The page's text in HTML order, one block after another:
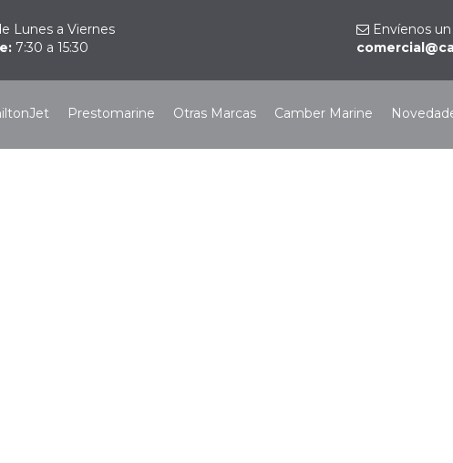
Lunes a Viernes
7:30 a 15:30
Envíenos
Prestomarine Otras Marcas Camber Marine